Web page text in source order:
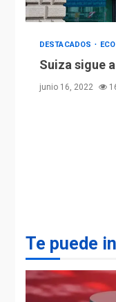
DESTACADOS
Suiza sigue
junio 16, 2022
Te puede